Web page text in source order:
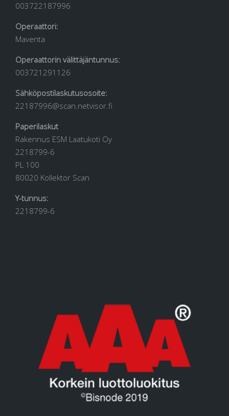
003722187996
Operaattori:
Maventa
Operaattorin välittäjäntunnus:
003721291126
Sähköpostilaskutusosoite:
22187996@scan.netvisor.fi
Paperilaskut
Rakennus ESM Laatukoti Oy
2218799-6
PL 100
80020 Kollektor Scan
Y-tunnus:
2218799-6